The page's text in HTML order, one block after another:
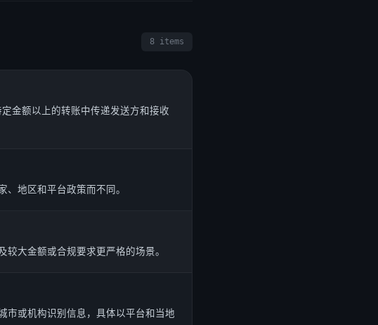
8 items
金额以上的转账中传递发送方和接收
地区和平台政策而不同。
大金额或合规要求更严格的场景。
市或机构识别信息，具体以平台和当地